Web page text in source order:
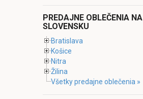
PREDAJNE OBLEČENIA NA
SLOVENSKU
Bratislava
Košice
Nitra
Žilina
Všetky predajne oblečenia »